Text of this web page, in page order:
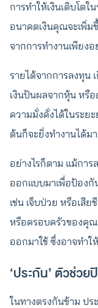
การทำให้เงินเติบโต
อนาคตเงินคุณจะเพิ่ม
จากการทำงานเพียงอ
รายได้จากการลงทุน
เงินปันผลจากหุ้น หรื
ความมั่งคั่งได้ในระยะ
ต้นก็จะยิ่งทำงานได้ม
อย่างไรก็ตาม แม้การ
ออกแบบมาเพื่อป้องกั
เช่น เจ็บป่วย หรือเสี
หรือครอบครัวของคุณ
ออกมาใช้ ซึ่งอาจทำใ
‘ประกัน’ ตัวช่วย
ในทางตรงกันข้าม ปร